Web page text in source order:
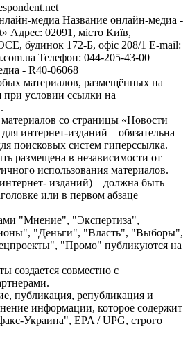
медиа Название онлайн-медиа -
Адрес: 02091, місто Київ,
будинок 172-Б, офіс 208/1 E-mail:
Телефон: 044-205-43-00
- R40-06068
материалов, размещённых на
при условии ссылки на
со страницы «Новости
интернет-изданий – обязательна
поисковых систем гиперссылка.
размещена в независимости от
использования материалов.
изданий) – должна быть
или в первом абзаце
"Мнение", "Экспертиза",
"Деньги", "Власть", "Выборы",
"Промо" публикуются на
создается совместно с
публикация, републикация и
информации, которое содержит
Украина", EPA / UPG, строго